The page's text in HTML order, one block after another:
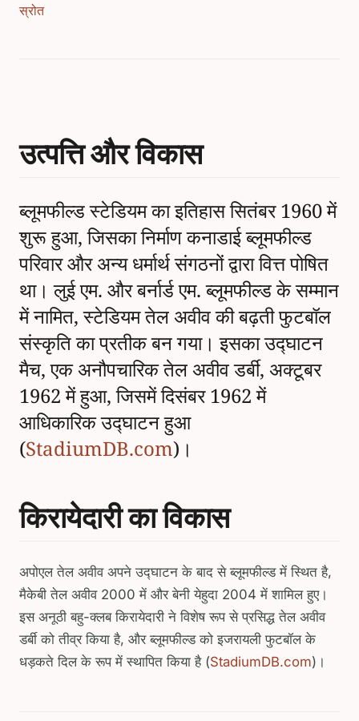
स्रोत
उत्पत्ति और विकास
ब्लूमफील्ड स्टेडियम का इतिहास सितंबर 1960 में
शुरू हुआ, जिसका निर्माण कनाडाई ब्लूमफील्ड
परिवार और अन्य धर्मार्थ संगठनों द्वारा वित्त पोषित
था। लुई एम. और बर्नार्ड एम. ब्लूमफील्ड के सम्मान
में नामित, स्टेडियम तेल अवीव की बढ़ती फुटबॉल
संस्कृति का प्रतीक बन गया। इसका उद्घाटन
मैच, एक अनौपचारिक तेल अवीव डर्बी, अक्टूबर
1962 में हुआ, जिसमें दिसंबर 1962 में
आधिकारिक उद्घाटन हुआ
(StadiumDB.com)।
किरायेदारी का विकास
अपोएल तेल अवीव अपने उद्घाटन के बाद से ब्लूमफील्ड में स्थित है,
मैकेबी तेल अवीव 2000 में और बेनी येहुदा 2004 में शामिल हुए।
इस अनूठी बहु-क्लब किरायेदारी ने विशेष रूप से प्रसिद्ध तेल अवीव
डर्बी को तीव्र किया है, और ब्लूमफील्ड को इजरायली फुटबॉल के
धड़कते दिल के रूप में स्थापित किया है (StadiumDB.com)।